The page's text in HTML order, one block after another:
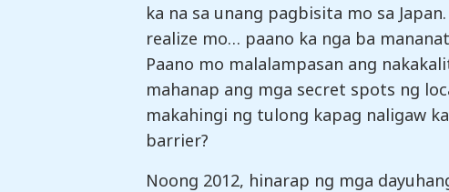
ka na sa unang pagbisita mo sa
realize mo… paano ka nga ba
Paano mo malalampasan ang
mahanap ang mga secret spots ng
makahingi ng tulong kapag naligaw
barrier?
Noong 2012, hinarap ng mga